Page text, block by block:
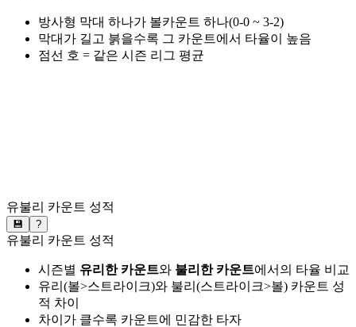
방사형 막대 하나가 볼카운트 하나(0-0 ~ 3-2)
막대가 길고 붉을수록 그 카운트에서 타율이 높음
점선 호 = 같은 시즌 리그 평균
유불리 카운트 성적
💾 ?
유불리 카운트 성적
시즌별 유리한 카운트와 불리한 카운트에서의 타율 비교
유리(볼>스트라이크)와 불리(스트라이크>볼) 카운트 성
적 차이
차이가 클수록 카운트에 민감한 타자